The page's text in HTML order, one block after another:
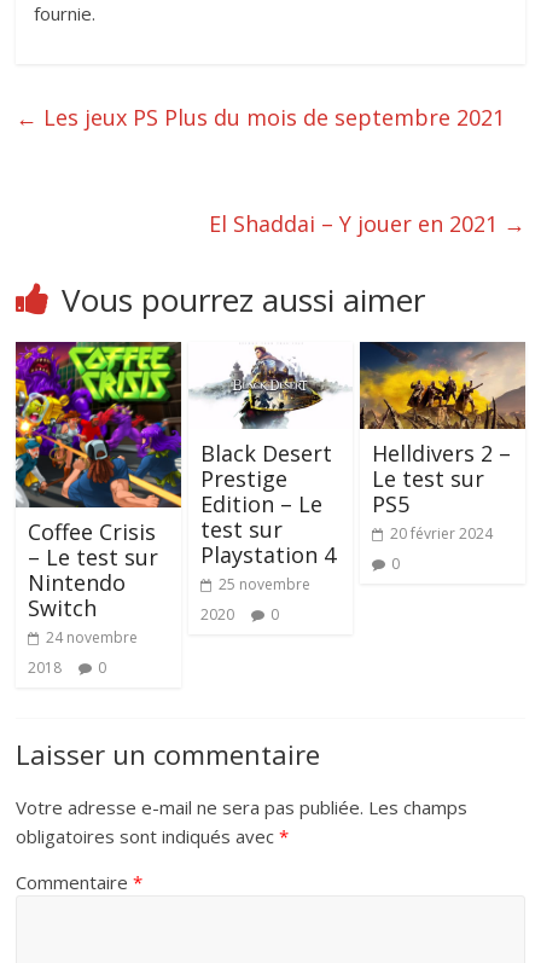
fournie.
← Les jeux PS Plus du mois de septembre 2021
El Shaddai – Y jouer en 2021 →
Vous pourrez aussi aimer
Coffee Crisis
– Le test sur
Nintendo
Switch
24 novembre
2018
0
Black Desert
Prestige
Edition – Le
test sur
Playstation 4
25 novembre
2020
0
Helldivers 2 –
Le test sur
PS5
20 février 2024
0
Laisser un commentaire
Votre adresse e-mail ne sera pas publiée. Les champs
obligatoires sont indiqués avec*
Commentaire*